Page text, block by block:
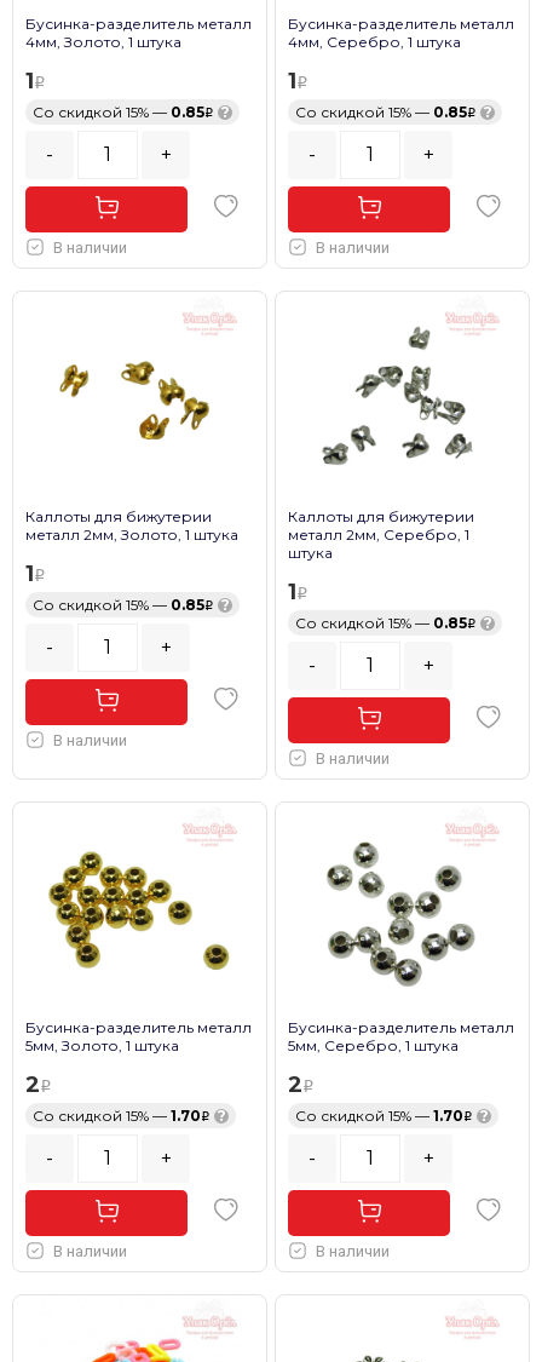
Бусинка-разделитель металл
4мм, Золото, 1 штука
1
Со скидкой 15% — 0.85 ?
- +
В наличии
Бусинка-разделитель металл
4мм, Серебро, 1 штука
1
Со скидкой 15% — 0.85 ?
- +
В наличии
Каллоты для бижутерии
металл 2мм, Золото, 1 штука
1
Со скидкой 15% — 0.85 ?
- +
В наличии
Каллоты для бижутерии
металл 2мм, Серебро, 1
штука
1
Со скидкой 15% — 0.85 ?
- +
В наличии
Бусинка-разделитель металл
5мм, Золото, 1 штука
2
Со скидкой 15% — 1.70 ?
- +
В наличии
Бусинка-разделитель металл
5мм, Серебро, 1 штука
2
Со скидкой 15% — 1.70 ?
- +
В наличии